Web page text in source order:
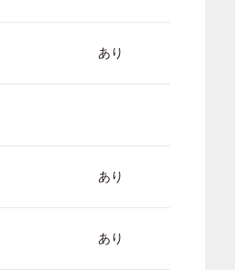
あり
あり
あり